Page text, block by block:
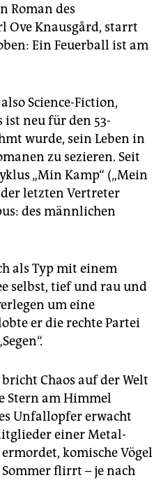
Roman des
Ove Knausgård, starrt
Ein Feuerball ist am
Science-Fiction,
ist neu für den 53-
wurde, sein Leben in
zu sezieren. Seit
„Min Kamp“ („Mein
letzten Vertreter
des männlichen
als Typ mit einem
selbst, tief und rau und
um eine
er die rechte Partei
Chaos auf der Welt
Stern am Himmel
Unfallopfer erwacht
einer Metal-
komische Vögel
flirrt – je nach